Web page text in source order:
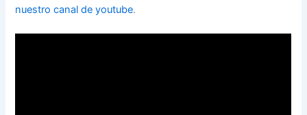
nuestro canal de youtube.